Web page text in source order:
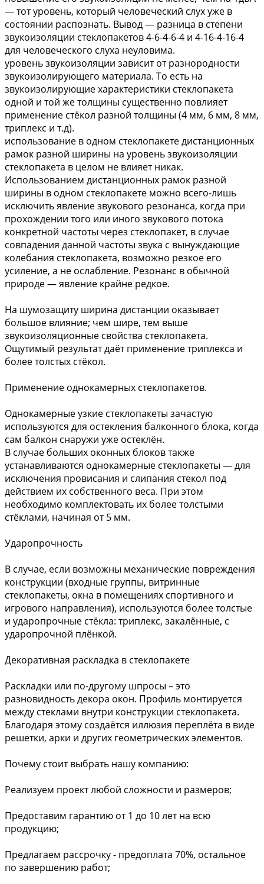
— тот уровень, который человеческий слух уже в
состоянии распознать. Вывод — разница в степени
звукоизоляции стеклопакетов 4-6-4-6-4 и 4-16-4-16-4
для человеческого слуха неуловима.
уровень звукоизоляции зависит от разнородности
звукоизолирующего материала. То есть на
звукоизолирующие характеристики стеклопакета
одной и той же толщины существенно повлияет
применение стёкол разной толщины (4 мм, 6 мм, 8 мм,
триплекс и т.д).
использование в одном стеклопакете дистанционных
рамок разной ширины на уровень звукоизоляции
стеклопакета в целом не влияет никак.
Использованием дистанционных рамок разной
ширины в одном стеклопакете можно всего-лишь
исключить явление звукового резонанса, когда при
прохождении того или иного звукового потока
конкретной частоты через стеклопакет, в случае
совпадения данной частоты звука с вынуждающие
колебания стеклопакета, возможно резкое его
усиление, а не ослабление. Резонанс в обычной
природе — явление крайне редкое.
На шумозащиту ширина дистанции оказывает
большое влияние; чем шире, тем выше
звукоизоляционные свойства стеклопакета.
Ощутимый результат даёт применение триплекса и
более толстых стёкол.
Применение однокамерных стеклопакетов.
Однокамерные узкие стеклопакеты зачастую
используются для остекления балконного блока, когда
сам балкон снаружи уже остеклён.
В случае больших оконных блоков также
устанавливаются однокамерные стеклопакеты — для
исключения провисания и слипания стекол под
действием их собственного веса. При этом
необходимо комплектовать их более толстыми
стёклами, начиная от 5 мм.
Ударопрочность
В случае, если возможны механические повреждения
конструкции (входные группы, витринные
стеклопакеты, окна в помещениях спортивного и
игрового направления), используются более толстые
и ударопрочные стёкла: триплекс, закалённые, с
ударопрочной плёнкой.
Декоративная раскладка в стеклопакете
Раскладки или по-другому шпросы – это
разновидность декора окон. Профиль монтируется
между стеклами внутри конструкции стеклопакета.
Благодаря этому создаётся иллюзия переплёта в виде
решетки, арки и других геометрических элементов.
Почему стоит выбрать нашу компанию:
Реализуем проект любой сложности и размеров;
Предоставим гарантию от 1 до 10 лет на всю
продукцию;
Предлагаем рассрочку - предоплата 70%, остальное
по завершению работ;